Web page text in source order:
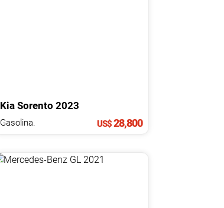
Kia Sorento 2023
Gasolina. US$28,800